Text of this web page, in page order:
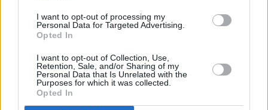
I want to opt-out of processing my
Personal Data for Targeted Advertising.
Opted In
I want to opt-out of Collection, Use,
Retention, Sale, and/or Sharing of my
Personal Data that Is Unrelated with the
Purposes for which it was collected.
Opted In
ΕΛΛΑΔΑ
Επεισόδια στο κέντρο της Αθήνας μεταξύ
φοιτητών και ΜΑΤ